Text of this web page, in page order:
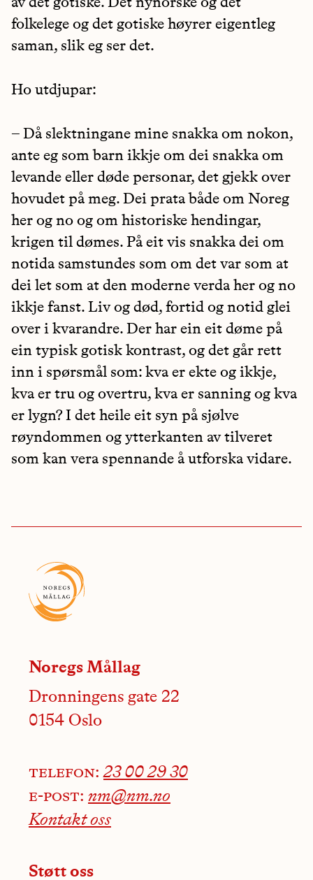
folkelege og det gotiske høyrer eigentleg
saman, slik eg ser det.
Ho utdjupar:
– Då slektningane mine snakka om nokon,
ante eg som barn ikkje om dei snakka om
levande eller døde personar, det gjekk over
hovudet på meg. Dei prata både om Noreg
her og no og om historiske hendingar,
krigen til dømes. På eit vis snakka dei om
notida samstundes som om det var som at
dei let som at den moderne verda her og no
ikkje fanst. Liv og død, fortid og notid glei
over i kvarandre. Der har ein eit døme på
ein typisk gotisk kontrast, og det går rett
inn i spørsmål som: kva er ekte og ikkje,
kva er tru og overtru, kva er sanning og kva
er lygn? I det heile eit syn på sjølve
røyndommen og ytterkanten av tilveret
som kan vera spennande å utforska vidare.
Noregs Mållag
Dronningens gate 22
0154 Oslo
telefon:23 00 29 30
e-post: nm@nm.no
Kontakt oss
Støtt oss